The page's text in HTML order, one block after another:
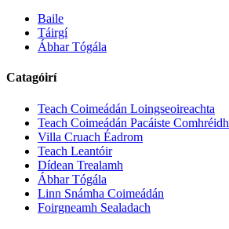
Baile
Táirgí
Ábhar Tógála
Catagóirí
Teach Coimeádán Loingseoireachta
Teach Coimeádán Pacáiste Comhréidh
Villa Cruach Éadrom
Teach Leantóir
Dídean Trealamh
Ábhar Tógála
Linn Snámha Coimeádán
Foirgneamh Sealadach